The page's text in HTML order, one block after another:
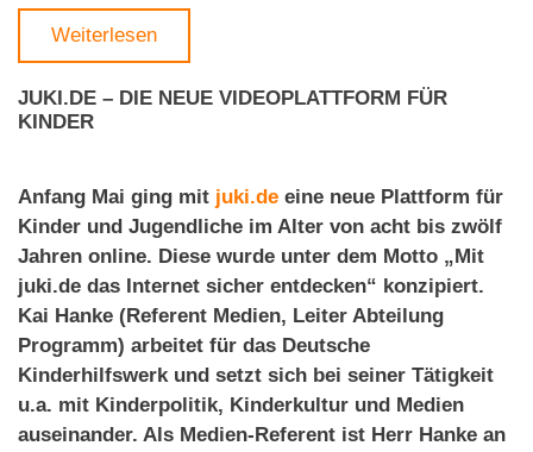
Weiterlesen
JUKI.DE – DIE NEUE VIDEOPLATTFORM FÜR
KINDER
Anfang Mai ging mit juki.de eine neue Plattform für
Kinder und Jugendliche im Alter von acht bis zwölf
Jahren online. Diese wurde unter dem Motto „Mit
juki.de das Internet sicher entdecken“ konzipiert.
Kai Hanke (Referent Medien, Leiter Abteilung
Programm) arbeitet für das Deutsche
Kinderhilfswerk und setzt sich bei seiner Tätigkeit
u.a. mit Kinderpolitik, Kinderkultur und Medien
auseinander. Als Medien-Referent ist Herr Hanke an